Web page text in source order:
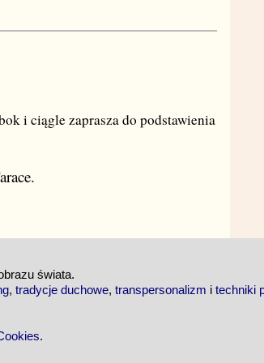
i ciągle zaprasza do podstawienia
świata.
, tradycje duchowe, transpersonalizm i techniki
.